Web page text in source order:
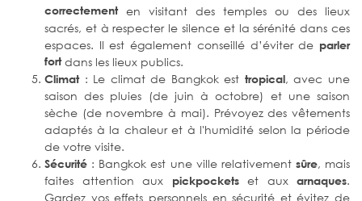
correctementen visitant des temples ou des lieux
sacrés, et à respecter le silence et la sérénité dans ces
espaces. Il est également conseillé d’éviter de parler
fortdans les lieux publics.
Climat: Le climat de Bangkok est tropical, avec une
saison des pluies (de juin à octobre) et une saison
sèche (de novembre à mai). Prévoyez des vêtements
adaptés à la chaleur et à l'humidité selon la période
de votre visite.
Sécurité : Bangkok est une ville relativement sûre, mais
faites attention aux
pickpocketset aux arnaques.
Gardez vos effets personnels en sécurité et évitez de